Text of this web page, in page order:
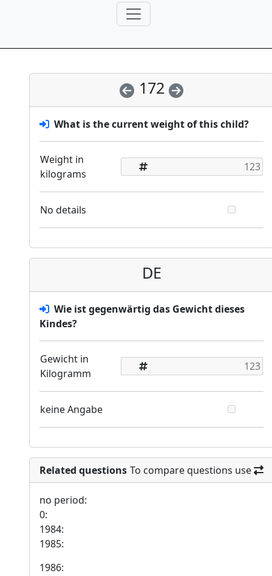
172
What is the current weight of this child?
Weight in
kilograms
No details
DE
Wie ist gegenwärtig das Gewicht dieses
Kindes?
Gewicht in
Kilogramm
keine Angabe
Related questions To compare questions use
no period:
0:
1984:
1985:
1986: